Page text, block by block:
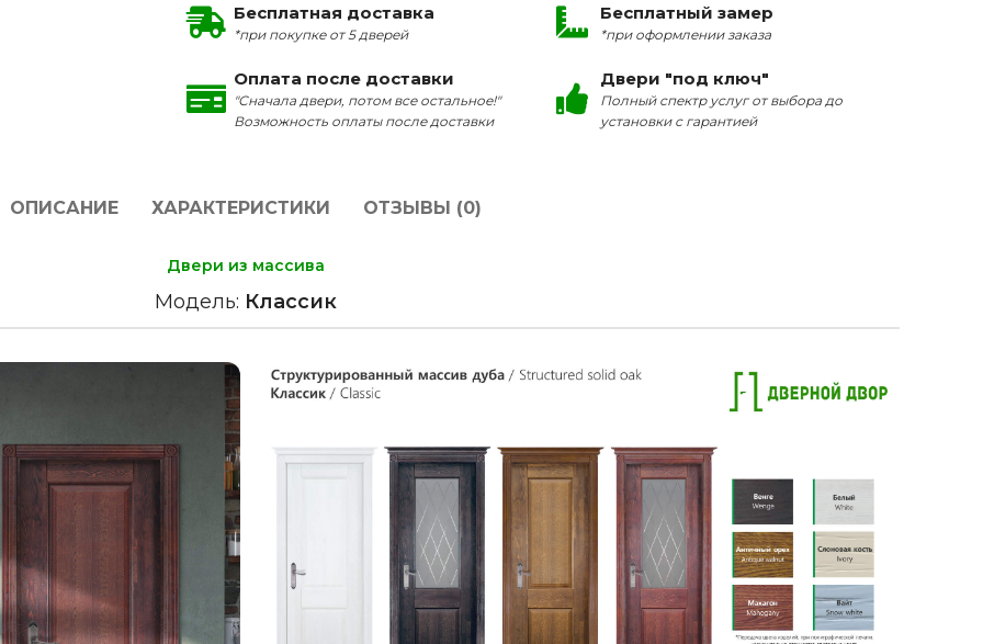
Бесплатная доставка
*при покупке от 5 дверей
Оплата после доставки
"Сначала двери, потом все остальное!"
Возможность оплаты после доставки
Бесплатный замер
*при оформлении заказа
Двери "под ключ"
Полный спектр услуг от выбора до
установки с гарантией
ОПИСАНИЕ ХАРАКТЕРИСТИКИ ОТЗЫВЫ (0)
Двери из массива
Модель: Классик